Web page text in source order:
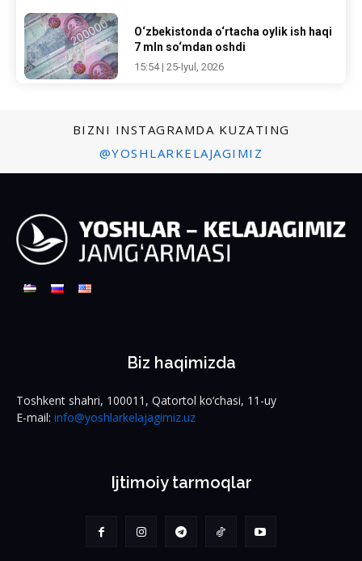
O‘zbekistonda o‘rtacha oylik ish haqi
7 mln so‘mdan oshdi
15:54 | 25-Iyul, 2026
BIZNI INSTAGRAMDA KUZATING
@YOSHLARKELAJAGIMIZ
Biz haqimizda
Toshkent shahri, 100011, Qatortol ko‘chasi, 11-uy
E-mail: info@yoshlarkelajagimiz.uz
Ijtimoiy tarmoqlar